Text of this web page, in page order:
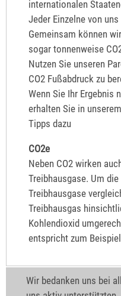
internationalen
Jeder Einzelne von
Gemeinsam können
sogar tonnenweise
Nutzen Sie unseren
CO2 Fußabdruck zu
Wenn Sie Ihr Ergebnis
erhalten Sie in
Tipps dazu
CO2e
Neben CO2 wirken
Treibhausgase. Um
Treibhausgase
Treibhausgas
Kohlendioxid
entspricht zum
Wir bedanken uns bei